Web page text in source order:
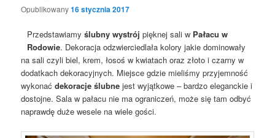
Opublikowany16 stycznia 2017
Przedstawiamyślubny wystrój pięknej sali w Pałacu w
Rodowie. Dekoracja odzwierciedlała kolory jakie dominowały
na sali czyli biel, krem, łosoś w kwiatach oraz złoto i czarny w
dodatkach dekoracyjnych. Miejsce gdzie mieliśmy przyjemność
wykonaćdekoracje ślubne jest wyjątkowe – bardzo eleganckie i
dostojne. Sala w pałacu nie ma ograniczeń, może się tam odbyć
naprawdę duże wesele na wiele gości.